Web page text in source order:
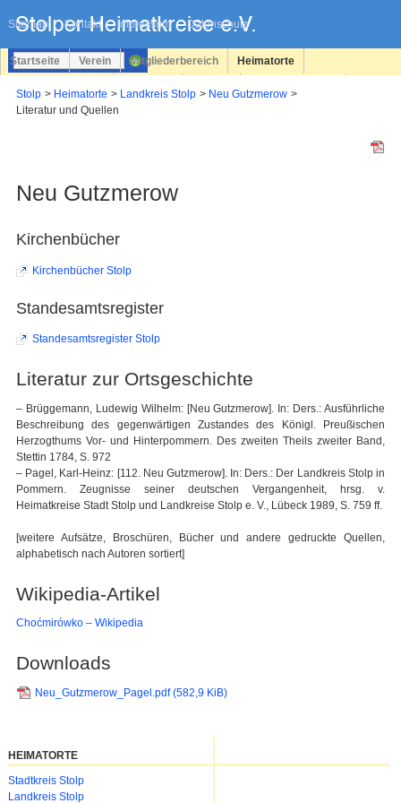
Sitemap Kontakt Impressum Datenschutz
überspringen
Startseite Verein Mitgliederbereich Heimatorte
Login
Stolp Heimatorte Landkreis Stolp
Neu Gutzmerow
Literatur und Quellen
Neu Gutzmerow
Kirchenbücher
Kirchenbücher Stolp
Standesamtsregister
Standesamtsregister Stolp
Literatur zur Ortsgeschichte
– Brüggemann, Ludewig Wilhelm: [Neu Gutzmerow]. In: Ders.: Ausführliche
Beschreibung des gegenwärtigen Zustandes des Königl. Preußischen
Herzogthums Vor- und Hinterpommern. Des zweiten Theils zweiter Band,
Stettin 1784, S. 972
– Pagel, Karl-Heinz: [112. Neu Gutzmerow]. In: Ders.: Der Landkreis Stolp in
Pommern. Zeugnisse seiner deutschen Vergangenheit, hrsg. v.
Heimatkreise Stadt Stolp und Landkreise Stolp e. V., Lübeck 1989, S. 759 ff.
[weitere Aufsätze, Broschüren, Bücher und andere gedruckte Quellen,
alphabetisch nach Autoren sortiert]
Wikipedia-Artikel
Choćmirówko – Wikipedia
Downloads
Neu_Gutzmerow_Pagel.pdf(582,9 KiB)
HEIMATORTE
Navigation
überspringen
Stadtkreis Stolp
Landkreis Stolp